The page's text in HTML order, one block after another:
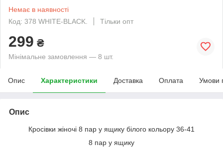
Немає в наявності
Код: 378 WHITE-BLACK.
Тільки опт
299 ₴
Мінімальне замовлення — 8 шт.
Опис Характеристики Доставка Оплата Умови
Опис
Кросівки жіночі 8 пар у ящику білого кольору 36-41
8 пар у ящику